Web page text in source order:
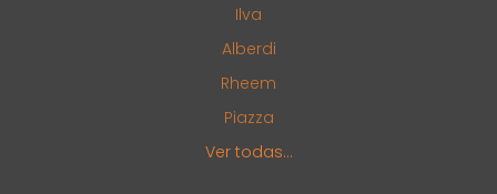
Ilva
Alberdi
Rheem
Piazza
Ver todas...